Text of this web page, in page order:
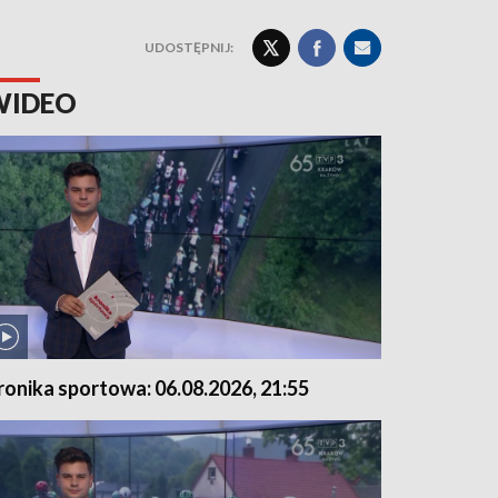
UDOSTĘPNIJ:
sportowa: 06.08.2026, 21:55